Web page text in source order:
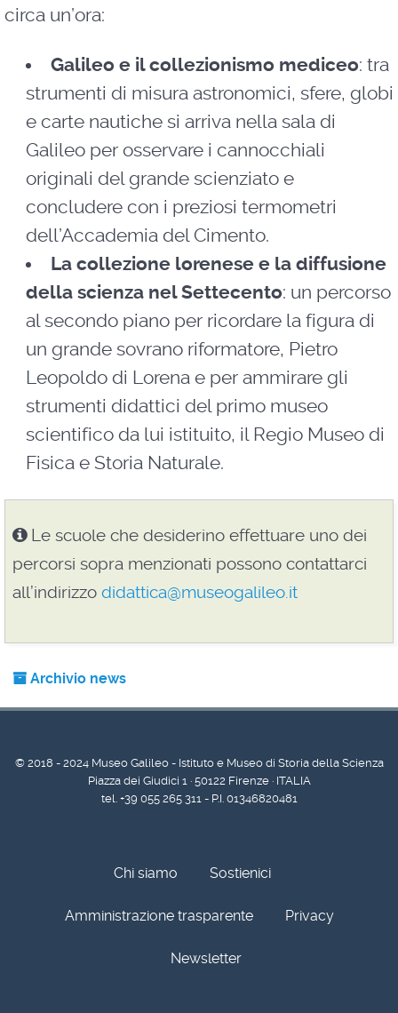
circa un’ora:
Galileo e il collezionismo mediceo: tra
strumenti di misura astronomici, sfere, globi
e carte nautiche si arriva nella sala di
Galileo per osservare i cannocchiali
originali del grande scienziato e
concludere con i preziosi termometri
dell’Accademia del Cimento.
La collezione lorenese e la diffusione
della scienza nel Settecento: un percorso
al secondo piano per ricordare la figura di
un grande sovrano riformatore, Pietro
Leopoldo di Lorena e per ammirare gli
strumenti didattici del primo museo
scientifico da lui istituito, il Regio Museo di
Fisica e Storia Naturale.
Le scuole che desiderino effettuare uno dei
percorsi sopra menzionati possono contattarci
all’indirizzo didattica@museogalileo.it
Archivio news
© 2018 - 2024 Museo Galileo - Istituto e Museo di Storia della Scienza
Piazza dei Giudici 1 · 50122 Firenze · ITALIA
tel. +39 055 265 311 - P.I. 01346820481
Chi siamo Sostienici
Amministrazione trasparente Privacy
Newsletter